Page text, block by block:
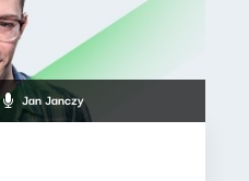
Jan Janczy